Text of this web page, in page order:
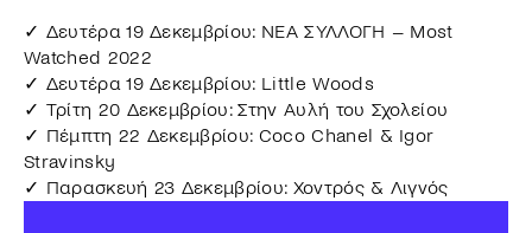
✓ Δευτέρα 19 Δεκεμβρίου: ΝΕΑ ΣΥΛΛΟΓΗ – Most
Watched 2022
✓ Δευτέρα 19 Δεκεμβρίου: Little Woods
✓ Τρίτη 20 Δεκεμβρίου: Στην Αυλή του Σχολείου
✓ Πέμπτη 22 Δεκεμβρίου: Coco Chanel & Igor
Stravinsky
✓ Παρασκευή 23 Δεκεμβρίου: Χοντρός & Λιγνός